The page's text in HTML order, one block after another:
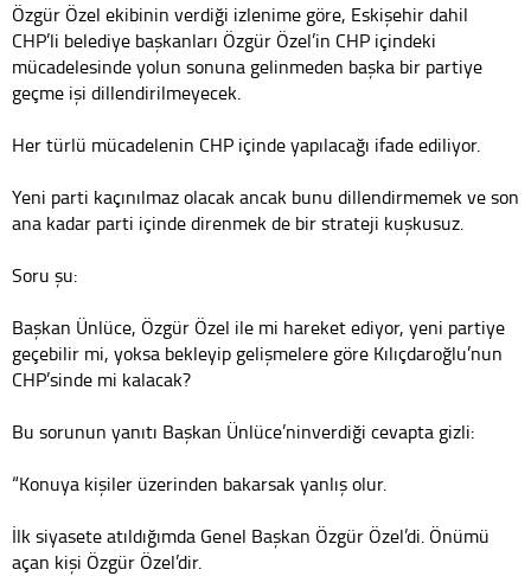
Özgür Özel ekibinin verdiği izlenime göre, Eskişehir dahil
CHP’li belediye başkanları Özgür Özel’in CHP içindeki
mücadelesinde yolun sonuna gelinmeden başka bir partiye
geçme işi dillendirilmeyecek.
Her türlü mücadelenin CHP içinde yapılacağı ifade ediliyor.
Yeni parti kaçınılmaz olacak ancak bunu dillendirmemek ve son
ana kadar parti içinde direnmek de bir strateji kuşkusuz.
Soru şu:
Başkan Ünlüce, Özgür Özel ile mi hareket ediyor, yeni partiye
geçebilir mi, yoksa bekleyip gelişmelere göre Kılıçdaroğlu’nun
CHP’sinde mi kalacak?
Bu sorunun yanıtı Başkan Ünlüce’ninverdiği cevapta gizli:
“Konuya kişiler üzerinden bakarsak yanlış olur.
İlk siyasete atıldığımda Genel Başkan Özgür Özel’di. Önümü
açan kişi Özgür Özel’dir.